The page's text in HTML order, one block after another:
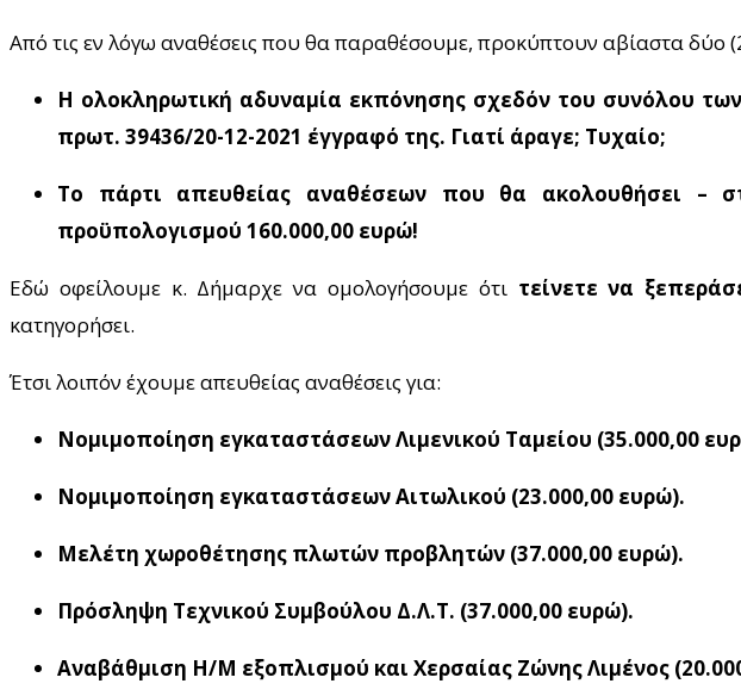
Από τις εν λόγω αναθέσεις που θα παραθέσουμε, προκύπτουν αβίαστα δύο
Η ολοκληρωτική αδυναμία εκπόνησης σχεδόν του συνόλου
πρωτ. 39436/20-12-2021 έγγραφό της. Γιατί άραγε; Τυχαίο;
Το πάρτι απευθείας αναθέσεων που θα ακολουθήσει –
προϋπολογισμού 160.000,00 ευρώ!
Εδώ οφείλουμε κ. Δήμαρχε να ομολογήσουμε ότι τείνετε να
κατηγορήσει.
Έτσι λοιπόν έχουμε απευθείας αναθέσεις για:
Νομιμοποίηση εγκαταστάσεων Λιμενικού Ταμείου (35.000,00
Νομιμοποίηση εγκαταστάσεων Αιτωλικού (23.000,00 ευρώ).
Μελέτη χωροθέτησης πλωτών προβλητών (37.000,00 ευρώ).
Πρόσληψη Τεχνικού Συμβούλου Δ.Λ.Τ. (37.000,00 ευρώ).
Αναβάθμιση Η/Μ εξοπλισμού και Χερσαίας Ζώνης Λιμένος